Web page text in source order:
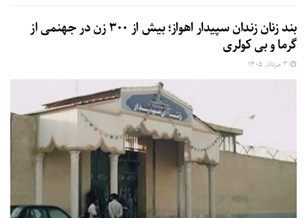
بند زنان زندان سپیدار اهواز؛ بیش از ۳۰۰ زن در جهنمی از
گرما و بی‌ کولری